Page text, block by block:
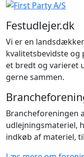
Festudlejer.dk
Vi er en
kvalitetsbevidste og
et bredt og varieret
gerne sammen.
Brancheforeningen
udlejningsmateriel,
indkøb af materiel,